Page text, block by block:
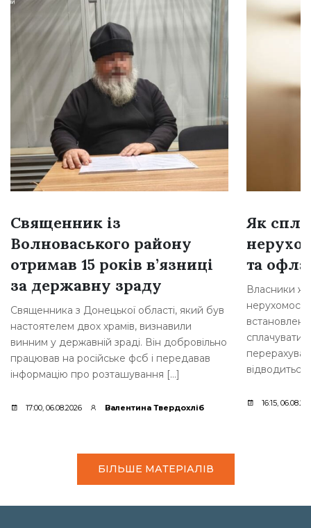
Священник із
Волноваського району
отримав 15 років в’язниці
за державну зраду
Священника з Донецької області, який був
настоятелем двох храмів, визнавили
винним у державній зраді. Він добровільно
працював на російське фсб і передавав
інформацію про розташування […]
17:00, 06.08.2026 Валентина Твердохліб
Як
та
Власники
сплачувати
16:15,
БІЛЬШЕ МАТЕРІАЛІВ